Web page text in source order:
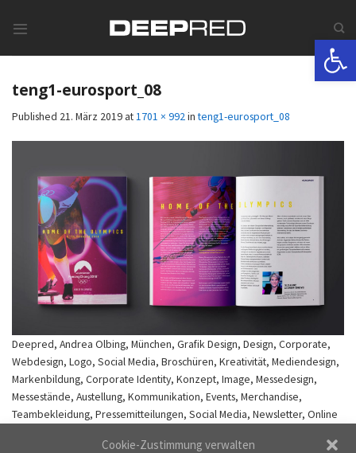
Cookie-Zustimmung verwalten
teng1-eurosport_08
Published 21. März 2019 at1701 × 992inteng1-eurosport_08
Deepred, Andrea Olbing, München, Grafik Design, Design, Corporate,
Webdesign, Logo, Social Media, Broschüren, Kreativität, Mediendesign,
Markenbildung, Corporate Identity, Konzept, Image, Messedesign,
Messestände, Austellung, Kommunikation, Events, Merchandise,
Teambekleidung, Pressemitteilungen, Social Media, Newsletter, Online